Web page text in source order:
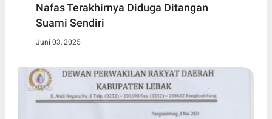
Nafas Terakhirnya Diduga Ditangan
Suami Sendiri
Juni 03, 2025